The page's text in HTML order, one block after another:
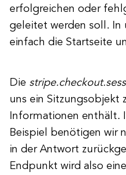
erfolgreichen oder
geleitet werden soll. In
einfach die Startseite
Die
uns ein Sitzungsobjekt
Informationen enthält.
Beispiel benötigen wir
in der Antwort
Endpunkt wird also